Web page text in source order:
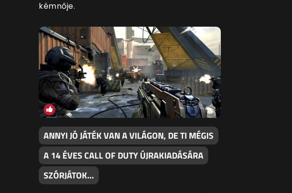
kémnője.
ANNYI JÓ JÁTÉK VAN A VILÁGON, DE TI MÉGIS
A 14 ÉVES CALL OF DUTY ÚJRAKIADÁSÁRA
SZÓRJÁTOK…